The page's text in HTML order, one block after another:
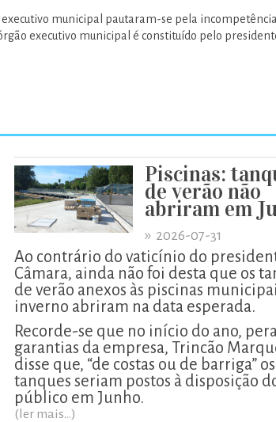
executivo municipal pautaram-se pela
executivo municipal é constituído pelo
Piscinas:
de verão não
abriram em
» 2026-07-31
Ao contrário do vaticínio do
Câmara, ainda não foi desta que os
de verão anexos às piscinas
inverno abriram na data esperada.
Recorde-se que no início do ano,
garantias da empresa, Trincão
disse que, “de costas ou de barriga” os
tanques seriam postos à disposição
público em Junho.
(ler mais...)